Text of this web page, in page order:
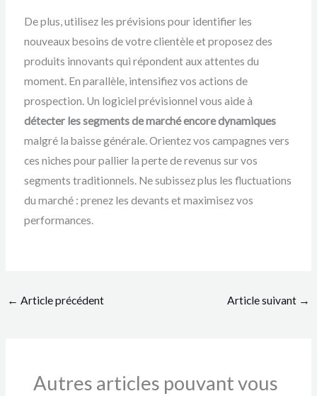
De plus, utilisez les prévisions pour identifier les
nouveaux besoins de votre clientèle et proposez des
produits innovants qui répondent aux attentes du
moment. En parallèle, intensifiez vos actions de
prospection. Un logiciel prévisionnel vous aide à
détecter les segments de marché encore dynamiques
malgré la baisse générale. Orientez vos campagnes vers
ces niches pour pallier la perte de revenus sur vos
segments traditionnels. Ne subissez plus les fluctuations
du marché : prenez les devants et maximisez vos
performances.
← Article précédent Article suivant →
Autres articles pouvant vous